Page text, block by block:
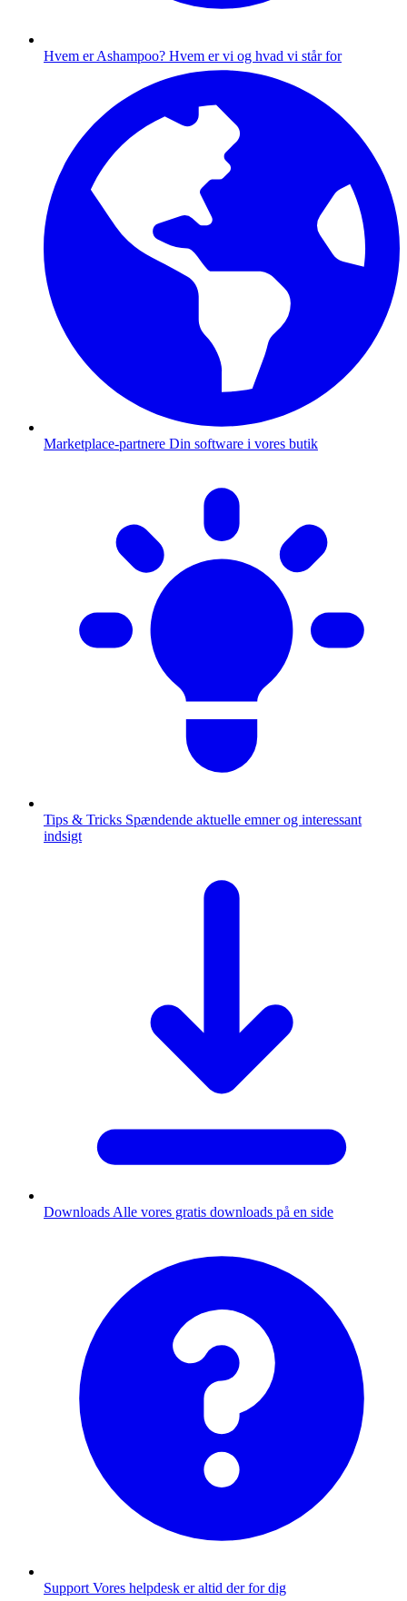
Hvem er Ashampoo? Hvem er vi og hvad vi står for
Marketplace-partnere Din software i vores butik
Tips & Tricks Spændende aktuelle emner og interessant
indsigt
Downloads Alle vores gratis downloads på en side
Support Vores helpdesk er altid der for dig